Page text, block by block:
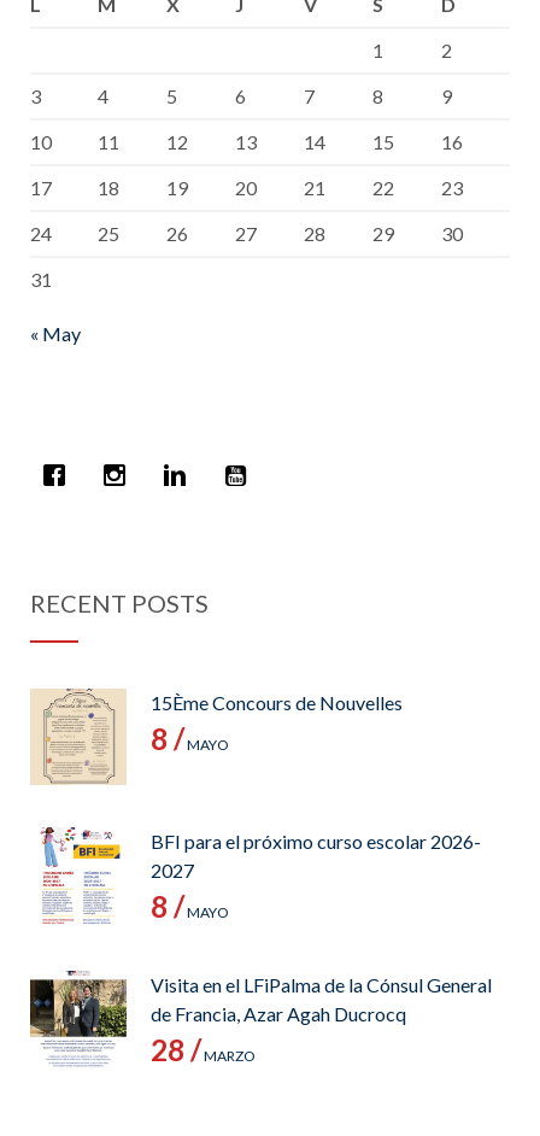
1
2
3
4 5 6 7 8
9
10
11 12 13 14 15
16
17
18 19 20 21 22
23
24
25 26 27 28 29
30
31
« May
RECENT POSTS
15Ème Concours de Nouvelles
8 /MAYO
BFI para el próximo curso escolar 2026-
2027
8 /MAYO
Visita en el LFiPalma de la Cónsul General
de Francia, Azar Agah Ducrocq
28 /MARZO